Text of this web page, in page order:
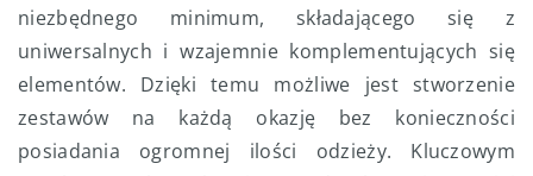
niezbędnego minimum, składającego się z
uniwersalnych i wzajemnie komplementujących się
elementów. Dzięki temu możliwe jest stworzenie
zestawów na każdą okazję bez konieczności
posiadania ogromnej ilości odzieży. Kluczowym